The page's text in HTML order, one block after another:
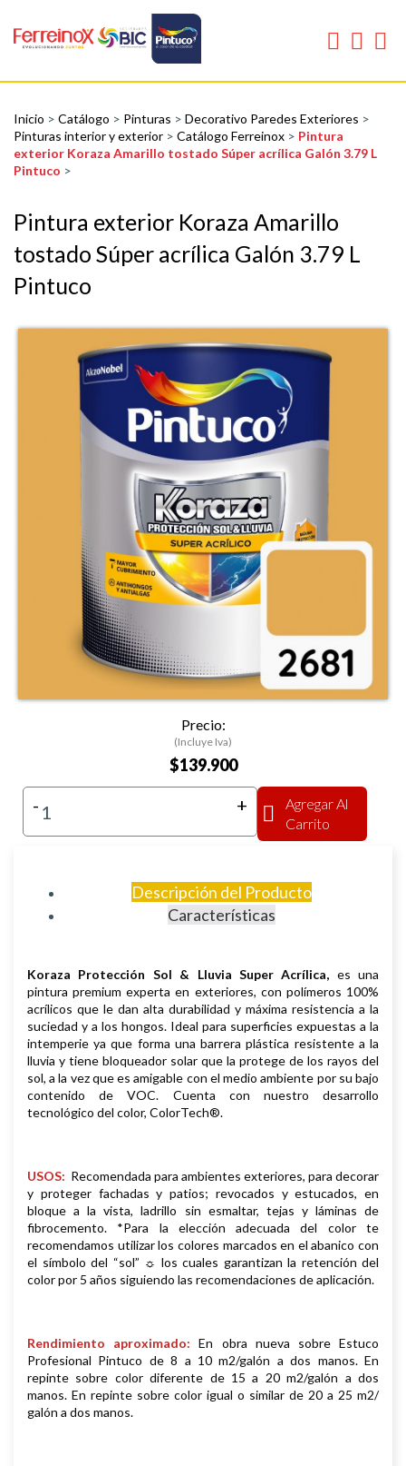
Inicio > Catálogo > Pinturas > Decorativo Paredes Exteriores >
Pinturas interior y exterior > Catálogo Ferreinox > Pintura
exterior Koraza Amarillo tostado Súper acrílica Galón 3.79 L
Pintuco >
Pintura exterior Koraza Amarillo
tostado Súper acrílica Galón 3.79 L
Pintuco
Precio:
(Incluye Iva)
$139.900
- +
Agregar Al
Carrito
Descripción del Producto
Características
Koraza Protección Sol & Lluvia Super Acrílica, es una
pintura premium experta en exteriores, con polímeros 100%
acrílicos que le dan alta durabilidad y máxima resistencia a la
suciedad y a los hongos. Ideal para superficies expuestas a la
intemperie ya que forma una barrera plástica resistente a la
lluvia y tiene bloqueador solar que la protege de los rayos del
sol, a la vez que es amigable con el medio ambiente por su bajo
contenido de VOC. Cuenta con nuestro desarrollo
tecnológico del color, ColorTech®.
USOS: Recomendada para ambientes exteriores, para decorar
y proteger fachadas y patios; revocados y estucados, en
bloque a la vista, ladrillo sin esmaltar, tejas y láminas de
fibrocemento. *Para la elección adecuada del color te
recomendamos utilizar los colores marcados en el abanico con
el símbolo del “sol” ☼ los cuales garantizan la retención del
color por 5 años siguiendo las recomendaciones de aplicación.
Rendimiento aproximado:En obra nueva sobre Estuco
Profesional Pintuco de 8 a 10 m2/galón a dos manos. En
repinte sobre color diferente de 15 a 20 m2/galón a dos
manos. En repinte sobre color igual o similar de 20 a 25 m2/
galón a dos manos.